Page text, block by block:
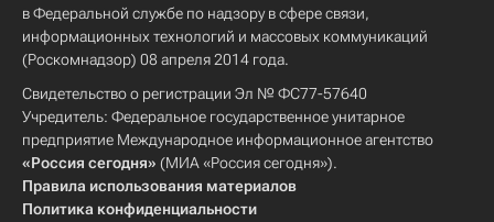
в Федеральной службе по надзору в сфере связи,
информационных технологий и массовых коммуникаций
(Роскомнадзор) 08 апреля 2014 года.
Свидетельство о регистрации Эл № ФС77-57640
Учредитель: Федеральное государственное унитарное
предприятие Международное информационное агентство
«Россия сегодня» (МИА «Россия сегодня»).
Правила использования материалов
Политика конфиденциальности